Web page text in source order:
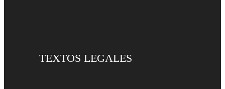
TEXTOS LEGALES